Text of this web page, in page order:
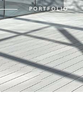
PORTFOLIO